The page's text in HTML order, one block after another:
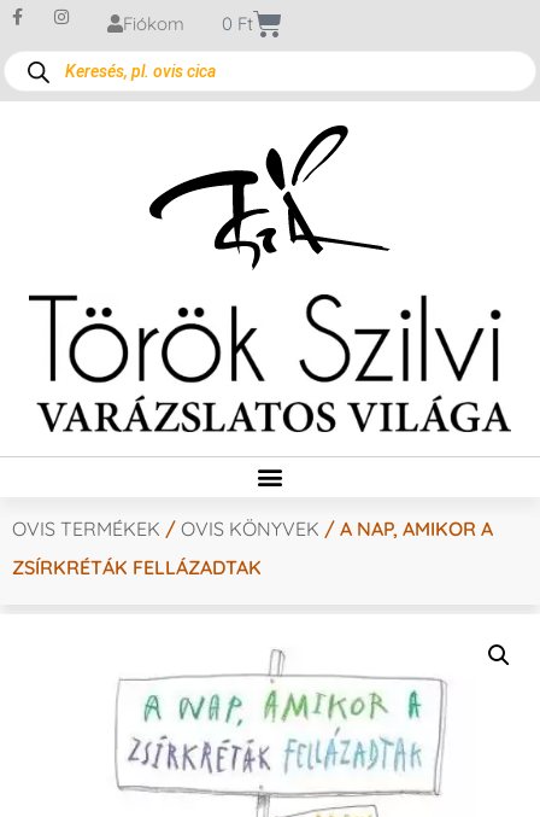
Fiókom 0 Ft
OVIS TERMÉKEK / OVIS KÖNYVEK / A NAP, AMIKOR A
ZSÍRKRÉTÁK FELLÁZADTAK